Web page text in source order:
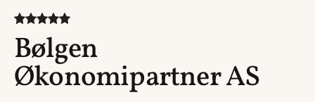
Bølgen
Økonomipartner AS